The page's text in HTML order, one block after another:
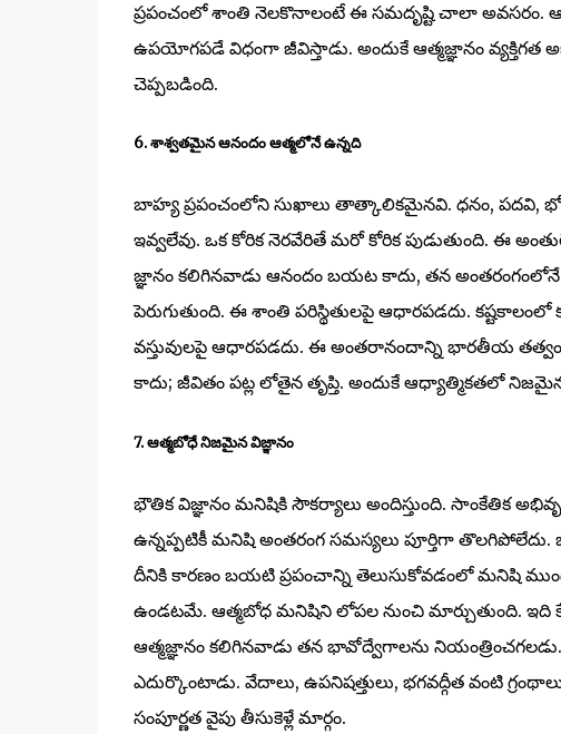
ప్రపంచంలో శాంతి నెలకొనాలంటే ఈ సమదృష్టి చాలా అవసరం.
ఉపయోగపడే విధంగా జీవిస్తాడు. అందుకే ఆత్మజ్ఞానం
చెప్పబడింది.
6. శాశ్వతమైన ఆనందం ఆత్మలోనే ఉన్నది
బాహ్య ప్రపంచంలోని సుఖాలు తాత్కాలికమైనవి. ధనం, పదవి,
ఇవ్వలేవు. ఒక కోరిక నెరవేరితే మరో కోరిక పుడుతుంది. ఈ
జ్ఞానం కలిగినవాడు ఆనందం బయట కాదు, తన అంతరంగంలోనే
పెరుగుతుంది. ఈ శాంతి పరిస్థితులపై ఆధారపడదు.
వస్తువులపై ఆధారపడదు. ఈ అంతరానందాన్ని భారతీయ
కాదు; జీవితం పట్ల లోతైన తృప్తి. అందుకే ఆధ్యాత్మికతలో
7. ఆత్మబోధే నిజమైన విజ్ఞానం
భౌతిక విజ్ఞానం మనిషికి సౌకర్యాలు అందిస్తుంది. సాంకేతిక
ఉన్నప్పటికీ మనిషి అంతరంగ సమస్యలు పూర్తిగా
దీనికి కారణం బయటి ప్రపంచాన్ని తెలుసుకోవడంలో మనిషి
ఉండటమే. ఆత్మబోధ మనిషిని లోపల నుంచి మార్చుతుంది. ఇది
ఆత్మజ్ఞానం కలిగినవాడు తన భావోద్వేగాలను
ఎదుర్కొంటాడు. వేదాలు, ఉపనిషత్తులు, భగవద్గీత వంటి
సంపూర్ణత వైపు తీసుకెళ్లే మార్గం.